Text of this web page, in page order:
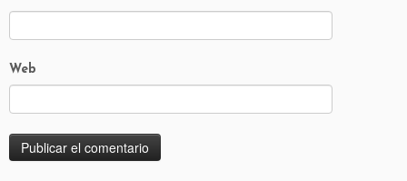
Web